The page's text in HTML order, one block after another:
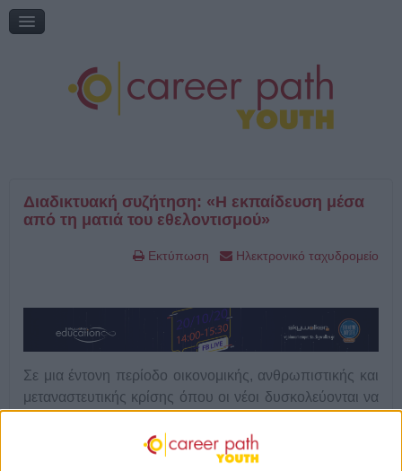
Online Ημερίδα: "Επικαιροποιώντας την τηλεμάθηση"
My Gap Feel & Fill Festival
Διαδικτυακή συζήτηση: «Η εκπαίδευση μέσα
από τη ματιά του εθελοντισμού»
Εκτύπωση Ηλεκτρονικό ταχυδρομείο
Σε μια έντονη περίοδο οικονομικής, ανθρωπιστικής και
μεταναστευτικής κρίσης όπου οι νέοι δυσκολεύονται να
ελληνικής πραγματικότητας όσο και στα εκπαιδευτικά
της δεδομένα, το
skywalker.grστο πλαίσιο της